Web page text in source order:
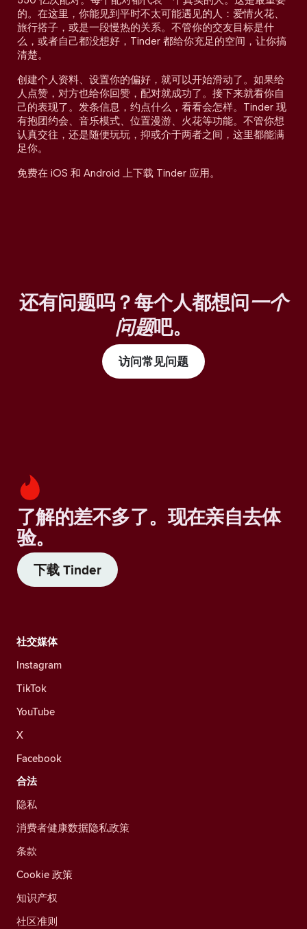
的。在这里，你能见到平时不太可能遇见的人：爱情火花、
旅行搭子，或是一段慢热的关系。不管你的交友目标是什
么，或者自己都没想好，Tinder 都给你充足的空间，让你搞
清楚。
创建个人资料、设置你的偏好，就可以开始滑动了。如果给
人点赞，对方也给你回赞，配对就成功了。接下来就看你自
己的表现了。发条信息，约点什么，看看会怎样。Tinder 现
有抱团约会、音乐模式、位置漫游、火花等功能。不管你想
认真交往，还是随便玩玩，抑或介于两者之间，这里都能满
足你。
免费在 iOS 和 Android 上下载 Tinder 应用。
还有问题吗？每个人都想问一个
问题吧。
访问常见问题
了解的差不多了。现在亲自去体
验。
下载 Tinder
社交媒体
Instagram
TikTok
YouTube
X
Facebook
合法
隐私
消费者健康数据隐私政策
条款
Cookie 政策
知识产权
社区准则